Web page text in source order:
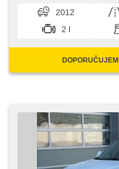
Zentralverriegelung mit
Rücksitzbank, parkovací
Außenthermometer,
Handgetriebe, ABS
2012
2 l